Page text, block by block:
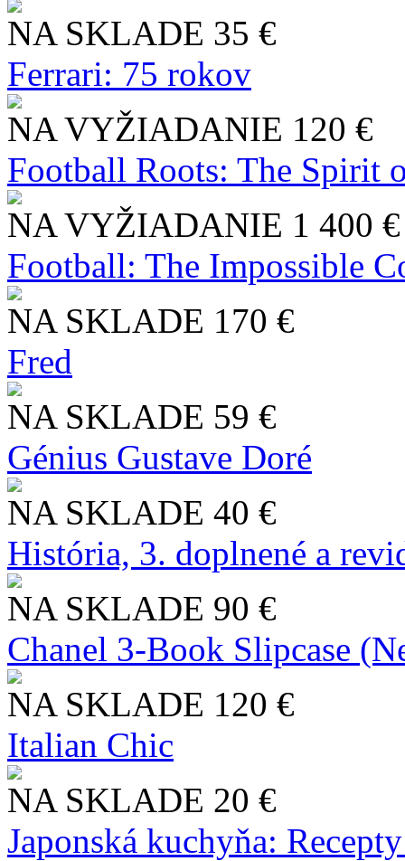
NA SKLADE 35 €
Ferrari: 75 rokov
NA VYŽIADANIE 120 €
Football Roots: The Spirit
NA VYŽIADANIE 1 400 €
Football: The Impossible
NA SKLADE 170 €
Fred
NA SKLADE 59 €
Génius Gustave Doré
NA SKLADE 40 €
História, 3. doplnené a
NA SKLADE 90 €
Chanel 3-Book Slipcase
NA SKLADE 120 €
Italian Chic
NA SKLADE 20 €
Japonská kuchyňa: